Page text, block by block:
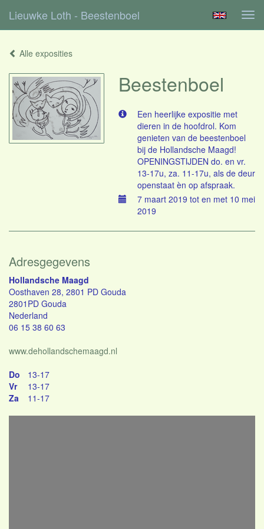
Lieuwke Loth - Beestenboel
Alle exposities
Beestenboel
Een heerlijke expositie met
dieren in de hoofdrol. Kom
genieten van de beestenboel
bij de Hollandsche Maagd!
OPENINGSTIJDEN do. en vr.
13-17u, za. 11-17u, als de deur
openstaat èn op afspraak.
7 maart 2019 tot en met 10 mei
2019
Adresgegevens
Hollandsche Maagd
Oosthaven 28, 2801 PD Gouda
2801PD Gouda
Nederland
06 15 38 60 63
www.dehollandschemaagd.nl
Do
13-17
Vr
13-17
Za
11-17